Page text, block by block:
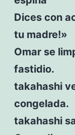
Dices con
tu madre!»
Omar se
fastidio.
takahashi
congelada.
takahashi